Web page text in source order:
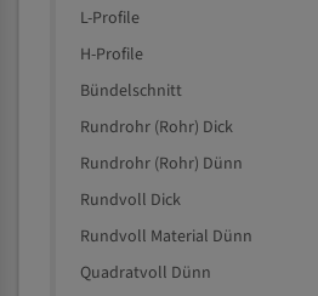
L-Profile
H-Profile
Bündelschnitt
Rundrohr (Rohr) Dick
Rundrohr (Rohr) Dünn
Rundvoll Dick
Rundvoll Material Dünn
Quadratvoll Dünn